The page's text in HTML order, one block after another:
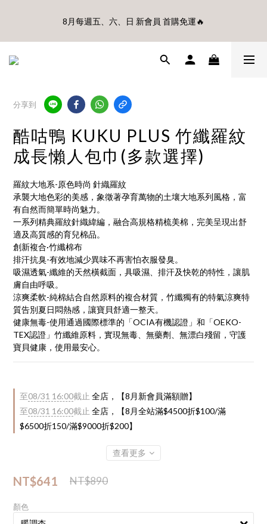
Disney輕量摺疊椅(不累贈)🎊
8月每週五、六、日 新會員 首購免運🔥
🎊8月底前、首購滿$3500贈UBMOM透明防水提袋 滿$6500贈
分享到
酷咕鴨 KUKU PLUS 竹纖羅紋
成長懶人包巾(多款選擇)
羅紋大地系-原色時尚 針織羅紋
承襲大地色彩的美感，象徵著孕育萬物的土壤大地系列風格，富
有自然而簡單時尚魅力。
一系列精典羅紋針織緯編，融合高規格精梳美棉，完美呈現出舒
適及高質感的育兒棉品。
創新複合·竹纖棉布
排汗抗臭-有效地減少異味不再害怕衣服發臭。
吸濕透氣-纖維的天然橫截面，具吸濕、排汗及快乾的特性，讓肌
膚自由呼吸。
涼爽柔軟-純棉結合自然原料的複合材質，竹纖獨有的特氣涼爽特
質告別夏日悶熱感，讓寶貝舒適一整天。
健康無毒-使用通過國際標準的「OCIA有機認證」和「OEKO-
TEX認證」竹纖維原料，實現無毒、無藥劑、無漂白殘留，守護
寶貝健康，使用最安心。
至08/31 16:00截止 全店，【8月新會員滿額贈】
至08/31 16:00截止 全店，【8月全站滿$4500折$100/滿
$6500折150/滿$9000折$200】
查看更多
NT$641 NT$890
顏色